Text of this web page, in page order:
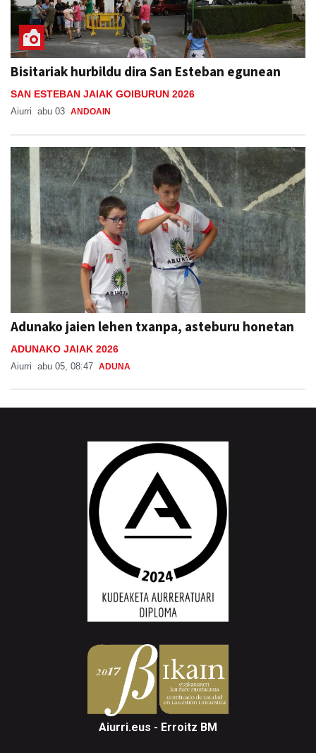
Bisitariak hurbildu dira San Esteban egunean
SAN ESTEBAN JAIAK GOIBURUN 2026
Aiurri abu 03 ANDOAIN
Adunako jaien lehen txanpa, asteburu honetan
ADUNAKO JAIAK 2026
Aiurri abu 05, 08:47 ADUNA
Aiurri.eus - Erroitz BM